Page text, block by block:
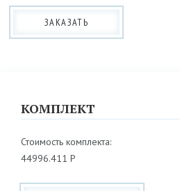
ЗАКАЗАТЬ
КОМПЛЕКТ
Стоимость комплекта:
44996.411 Р